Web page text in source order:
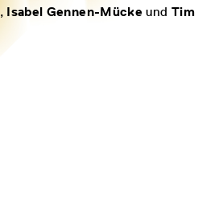
,Isabel Gennen-Mücke und Tim